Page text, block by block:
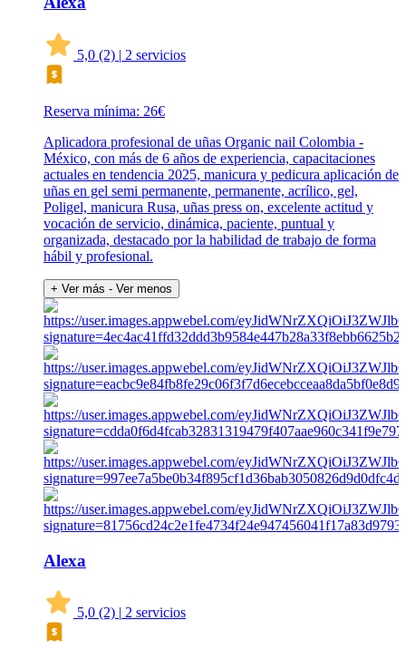
5,0 (2) | 2 servicios
Reserva mínima: 26€
Aplicadora profesional de uñas Organic nail Colombia -
México, con más de 6 años de experiencia, capacitaciones
actuales en tendencia 2025, manicura y pedicura aplicación de
uñas en gel semi permanente, permanente, acrílico, gel,
Poligel, manicura Rusa, uñas press on, excelente actitud y
vocación de servicio, dinámica, paciente, puntual y
organizada, destacado por la habilidad de trabajo de forma
hábil y profesional.
+ Ver más - Ver menos
Alexa
5,0 (2) | 2 servicios